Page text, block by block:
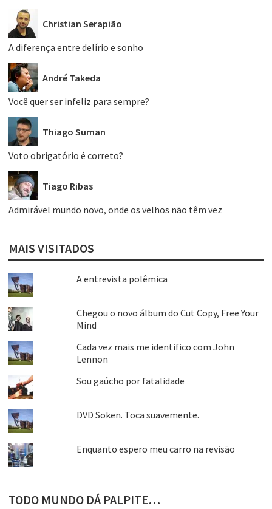
Christian Serapião
A diferença entre delírio e sonho
André Takeda
Você quer ser infeliz para sempre?
Thiago Suman
Voto obrigatório é correto?
Tiago Ribas
Admirável mundo novo, onde os velhos não têm vez
MAIS VISITADOS
A entrevista polêmica
Chegou o novo álbum do Cut Copy, Free Your
Mind
Cada vez mais me identifico com John
Lennon
Sou gaúcho por fatalidade
DVD Soken. Toca suavemente.
Enquanto espero meu carro na revisão
TODO MUNDO DÁ PALPITE…